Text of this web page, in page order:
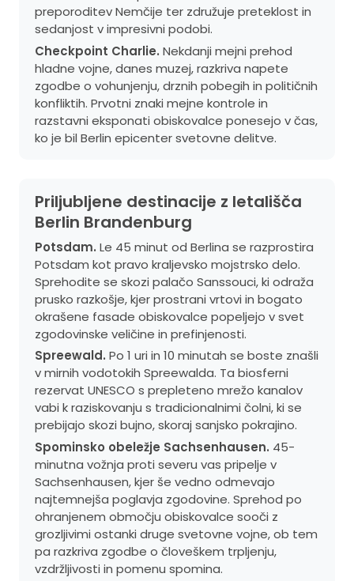
preporoditev Nemčije ter združuje preteklost in
sedanjost v impresivni podobi.
Checkpoint Charlie. Nekdanji mejni prehod
hladne vojne, danes muzej, razkriva napete
zgodbe o vohunjenju, drznih pobegih in političnih
konfliktih. Prvotni znaki mejne kontrole in
razstavni eksponati obiskovalce ponesejo v čas,
ko je bil Berlin epicenter svetovne delitve.
Priljubljene destinacije z letališča
Berlin Brandenburg
Potsdam. Le 45 minut od Berlina se razprostira
Potsdam kot pravo kraljevsko mojstrsko delo.
Sprehodite se skozi palačo Sanssouci, ki odraža
prusko razkošje, kjer prostrani vrtovi in bogato
okrašene fasade obiskovalce popeljejo v svet
zgodovinske veličine in prefinjenosti.
Spreewald. Po 1 uri in 10 minutah se boste znašli
v mirnih vodotokih Spreewalda. Ta biosferni
rezervat UNESCO s prepleteno mrežo kanalov
vabi k raziskovanju s tradicionalnimi čolni, ki se
prebijajo skozi bujno, skoraj sanjsko pokrajino.
Spominsko obeležje Sachsenhausen. 45-
minutna vožnja proti severu vas pripelje v
Sachsenhausen, kjer še vedno odmevajo
najtemnejša poglavja zgodovine. Sprehod po
ohranjenem območju obiskovalce sooči z
grozljivimi ostanki druge svetovne vojne, ob tem
pa razkriva zgodbe o človeškem trpljenju,
vzdržljivosti in pomenu spomina.